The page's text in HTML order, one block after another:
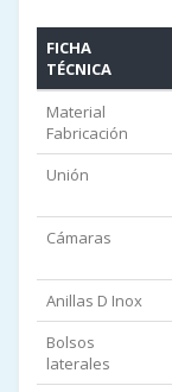
FICHA
TÉCNICA
Material
Fabricación
Unión
Cámaras
Anillas D Inox
Bolsos
laterales